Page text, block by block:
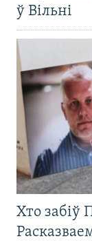
ў Вільні
Хто забіў